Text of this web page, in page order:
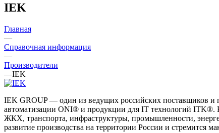
IEK
Главная
—
Справочная информация
—
Производители
—IEK
IEK GROUP — один из ведущих российских поставщиков и
автоматизации ONI® и продукции для IT технологий ITK®.
ЖКХ, транспорта, инфраструктуры, промышленности,
развитие производства на территории России и стремится